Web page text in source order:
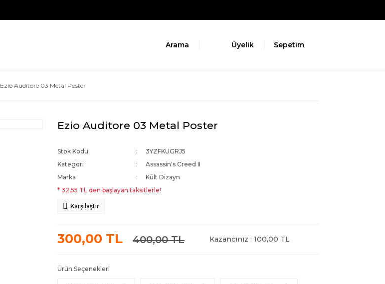
Arama Üyelik Sepetim
Ezio Auditore 03 Metal Poster
Ezio Auditore 03 Metal Poster
Stok Kodu
3YZFKUGRJ5
Kategori
Assassin's Creed II
Marka
Kült Dizayn
* 32,55 TL den başlayan taksitlerle!
Karşılaştır
300,00 TL 400,00 TL Kazancınız : 100,00 TL
Ürün Seçenekleri